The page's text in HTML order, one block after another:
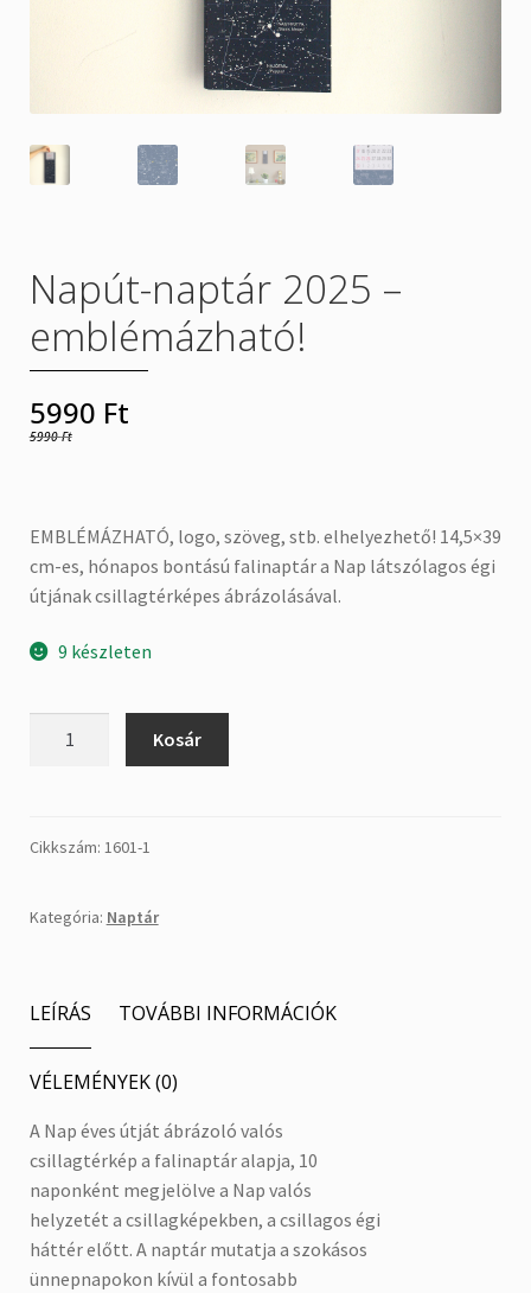
Szállítás
Termékeink
Napút-naptár 2025 –
emblémázható!
5990 Ft
5990Ft
EMBLÉMÁZHATÓ, logo, szöveg, stb. elhelyezhető! 14,5×39
cm-es, hónapos bontású falinaptár a Nap látszólagos égi
útjának csillagtérképes ábrázolásával.
9 készleten
emblémázható!
Kosár
Cikkszám: 1601-1
Kategória: Naptár
LEÍRÁS TOVÁBBI INFORMÁCIÓK
VÉLEMÉNYEK (0)
A Nap éves útját ábrázoló valós
csillagtérkép a falinaptár alapja, 10
naponként megjelölve a Nap valós
helyzetét a csillagképekben, a csillagos égi
háttér előtt. A naptár mutatja a szokásos
ünnepnapokon kívül a fontosabb